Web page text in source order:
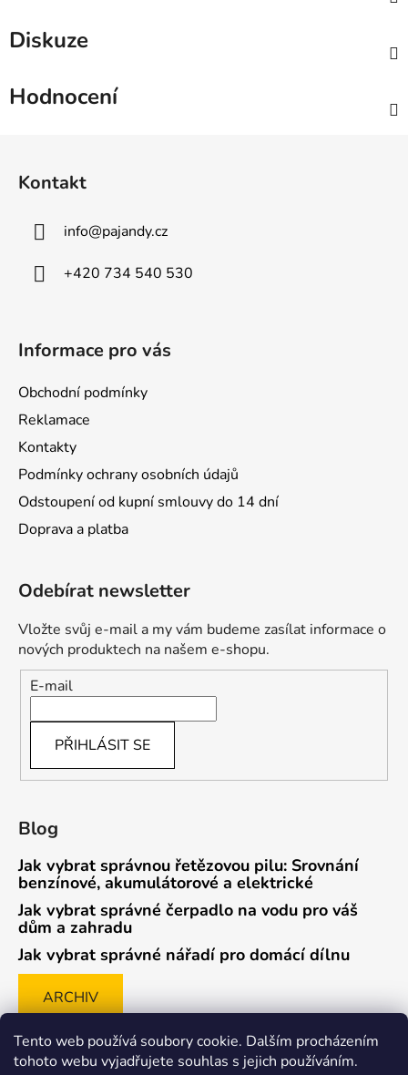
Tento web používá soubory cookie. Dalším procházením
tohoto webu vyjadřujete souhlas s jejich používáním.
Diskuze
Hodnocení
Kontakt
info@pajandy.cz
+420 734 540 530
Informace pro vás
Obchodní podmínky
Reklamace
Kontakty
Podmínky ochrany osobních údajů
Odstoupení od kupní smlouvy do 14 dní
Doprava a platba
Odebírat newsletter
Vložte svůj e-mail a my vám budeme zasílat informace o
nových produktech na našem e-shopu.
E-mail
PŘIHLÁSIT SE
Blog
Jak vybrat správnou řetězovou pilu: Srovnání
benzínové, akumulátorové a elektrické
Jak vybrat správné čerpadlo na vodu pro váš
dům a zahradu
Jak vybrat správné nářadí pro domácí dílnu
ARCHIV